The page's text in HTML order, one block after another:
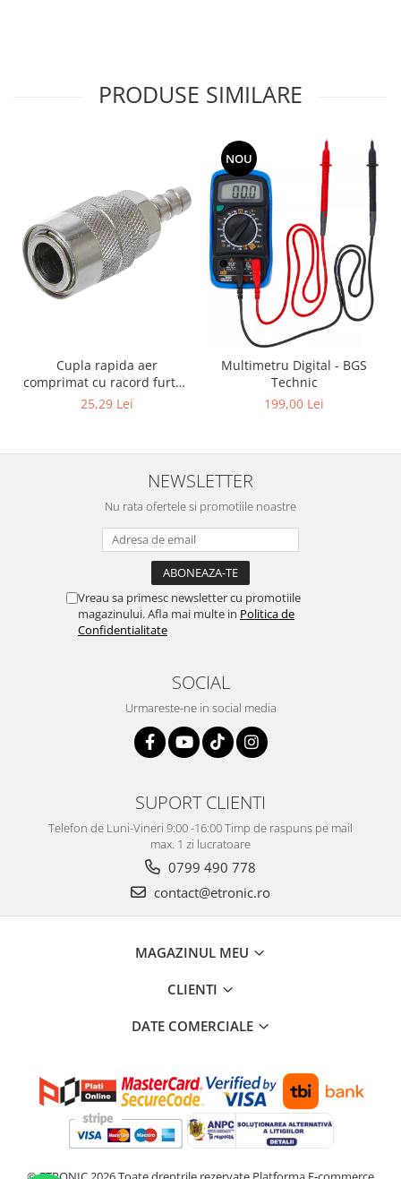
PRODUSE SIMILARE
Cupla rapida aer
comprimat cu racord furtun
8 mm (5/16") | SUA / Franta
25,29 Lei
NOU
Multimetru Digital - BGS
Technic
199,00 Lei
NEWSLETTER
Nu rata ofertele si promotiile noastre
Vreau sa primesc newsletter cu promotiile
magazinului. Afla mai multe in Politica de
Confidentialitate
SOCIAL
Urmareste-ne in social media
SUPORT CLIENTI
Telefon de Luni-Vineri 9:00 -16:00 Timp de raspuns pe mail
max. 1 zi lucratoare
0799 490 778
contact@etronic.ro
MAGAZINUL MEU
CLIENTI
DATE COMERCIALE